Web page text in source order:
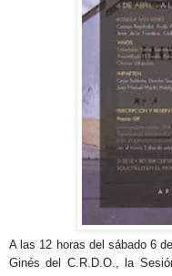
A las 12 horas del sábado 6
Ginés del C.R.D.O., la